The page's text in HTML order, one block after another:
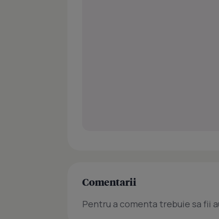
Comentarii
Pentru a comenta trebuie sa fii